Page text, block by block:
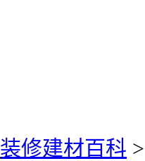
装修建材百科 >